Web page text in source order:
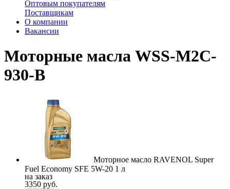
Оптовым покупателям
Поставщикам
О компании
Вакансии
Моторные масла WSS-M2C-
930-B
Моторное масло RAVENOL Super
Fuel Economy SFE 5W-20 1 л
на заказ
3350 руб.